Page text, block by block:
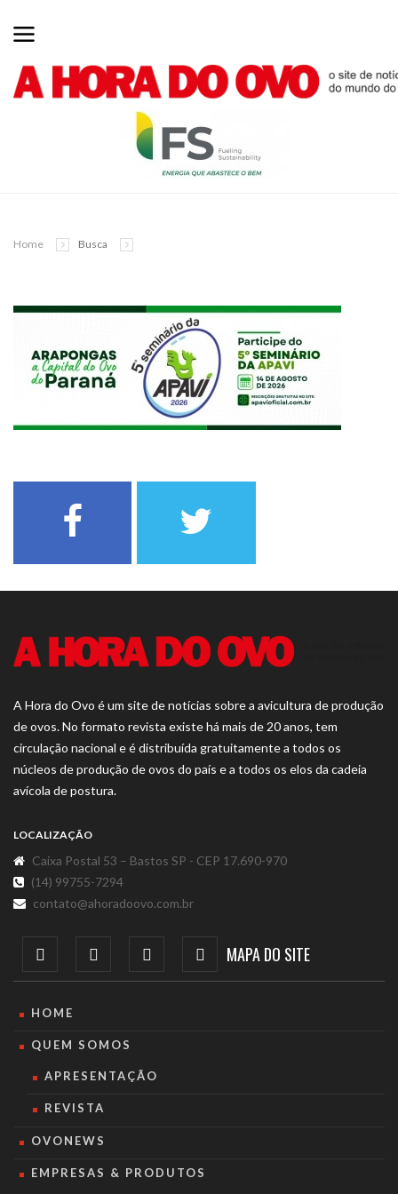
Home Busca
A Hora do Ovo é um site de notícias sobre a avicultura de produção
de ovos. No formato revista existe há mais de 20 anos, tem
circulação nacional e é distribuída gratuitamente a todos os
núcleos de produção de ovos do país e a todos os elos da cadeia
avícola de postura.
LOCALIZAÇÃO
Caixa Postal 53 – Bastos SP - CEP 17.690-970
(14) 99755-7294
contato@ahoradoovo.com.br
MAPA DO SITE
HOME
QUEM SOMOS
APRESENTAÇÃO
REVISTA
OVONEWS
EMPRESAS & PRODUTOS